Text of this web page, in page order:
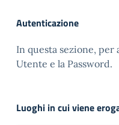
Autenticazione
In questa sezione,
Utente e la Password.
Luoghi in cui viene